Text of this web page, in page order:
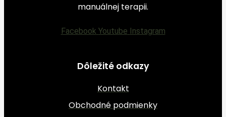
manuálnej terapii.
Facebook Youtube Instagram
Dôležité odkazy
Kontakt
Obchodné podmienky